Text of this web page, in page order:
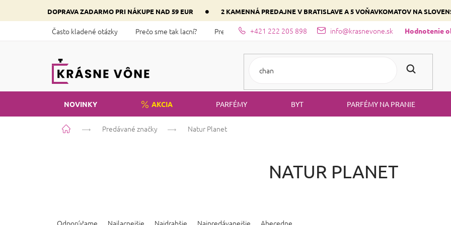
obsah
DOPRAVA ZADARMO PRI NÁKUPE NAD 59 EUR • 2 KAMENNÁ PREDAJNE V BRATISLAVE A 5 VOŇAVKOMATOV NA
+421 222 205 898 info@krasnevone.sk Hodnotenie
Často kladené otázky Prečo sme tak lacní? Predajne Zloženie parfémov a druhy vôní Vyberte si podľa
NOVINKY AKCIA PARFÉMY BYT PARFÉMY NA PRANIE
Domov Predávané značky Natur Planet
NATUR PLANET
Odporúčame Najlacnejšie Najdrahšie Najpredávanejšie Abecedne